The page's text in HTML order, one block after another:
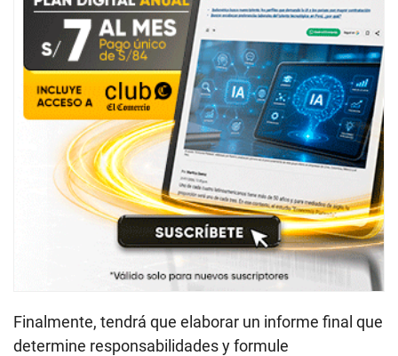
Finalmente, tendrá que elaborar un informe final que
determine responsabilidades y formule